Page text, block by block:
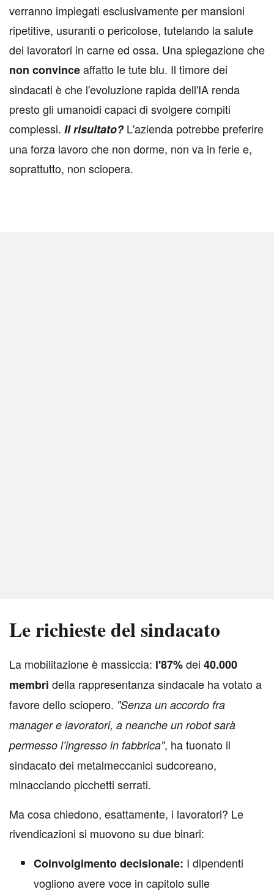
verranno impiegati esclusivamente per mansioni
ripetitive, usuranti o pericolose, tutelando la salute
dei lavoratori in carne ed ossa. Una spiegazione che
non convinceaffatto le tute blu. Il timore dei
sindacati è che l'evoluzione rapida dell'IA renda
presto gli umanoidi capaci di svolgere compiti
complessi. Il risultato?L'azienda potrebbe preferire
una forza lavoro che non dorme, non va in ferie e,
soprattutto, non sciopera.
Le richieste del sindacato
La mobilitazione è massiccia: l'87%dei 40.000
membri della rappresentanza sindacale ha votato a
favore dello sciopero. "Senza un accordo fra
manager e lavoratori, a neanche un robot sarà
permesso l’ingresso in fabbrica", ha tuonato il
sindacato dei metalmeccanici sudcoreano,
minacciando picchetti serrati.
Ma cosa chiedono, esattamente, i lavoratori? Le
rivendicazioni si muovono su due binari:
Coinvolgimento decisionale: I dipendenti
vogliono avere voce in capitolo sulle